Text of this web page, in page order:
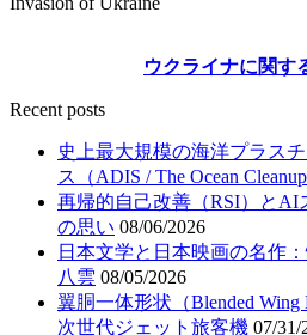
ウクライナに関す
Recent posts
史上最大規模の海洋プラス
ス（ADIS / The Ocean Cleanup
再帰的自己改善（RSI）とAI
の思い 08/06/2026
日本文学と日本映画の名作
八雲 08/05/2026
翼胴一体形状（Blended
次世代ジェット旅客機 07/31/